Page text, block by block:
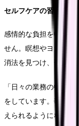
セルフケアの習慣化
感情的な負担を軽減す
せん。瞑想やヨガ、ジ
消法を見つけ、習慣化
「日々の業務の中で
をしています。辛い経
えられるようになりま